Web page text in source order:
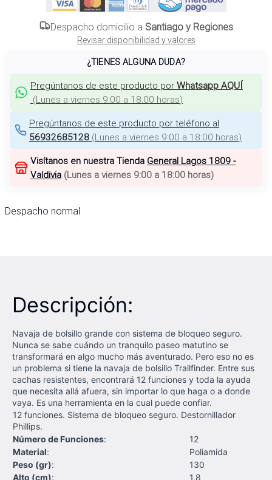
Despacho domicilio a Santiago y Regiones
Revisar disponibilidad y valores
¿TIENES ALGUNA DUDA?
Pregúntanos de este producto por Whatsapp AQUÍ
(Lunes a viernes 9:00 a 18:00 horas)
Pregúntanos de este producto por teléfono al
56932685128 (Lunes a viernes 9:00 a 18:00 horas)
Visítanos en nuestra Tienda General Lagos 1809 -
Valdivia (Lunes a viernes 9:00 a 18:00 horas)
Despacho normal
Descripción:
Navaja de bolsillo grande con sistema de bloqueo seguro.
Nunca se sabe cuándo un tranquilo paseo matutino se
transformará en algo mucho más aventurado. Pero eso no es
un problema si tiene la navaja de bolsillo Trailfinder. Entre sus
cachas resistentes, encontrará 12 funciones y toda la ayuda
que necesita allá afuera, sin importar lo que haga o a donde
vaya. Es una herramienta en la cual puede confiar.
12 funciones. Sistema de bloqueo seguro. Destornillador
Phillips.
Número de Funciones:
12
Material:
Poliamida
Peso (gr):
130
Alto (cm):
1,8